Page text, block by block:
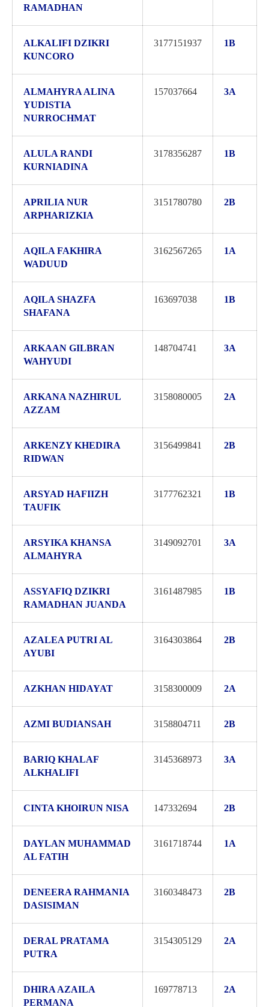
RAMADHAN
ALKALIFI DZIKRI
KUNCORO
3177151937 1B
ALMAHYRA ALINA
YUDISTIA
NURROCHMAT
157037664 3A
ALULA RANDI
KURNIADINA
3178356287 1B
APRILIA NUR
ARPHARIZKIA
3151780780 2B
AQILA FAKHIRA
WADUUD
3162567265 1A
AQILA SHAZFA
SHAFANA
163697038 1B
ARKAAN GILBRAN
WAHYUDI
148704741 3A
ARKANA NAZHIRUL
AZZAM
3158080005 2A
ARKENZY KHEDIRA
RIDWAN
3156499841 2B
ARSYAD HAFIIZH
TAUFIK
3177762321 1B
ARSYIKA KHANSA
ALMAHYRA
3149092701 3A
ASSYAFIQ DZIKRI
RAMADHAN JUANDA
3161487985 1B
AZALEA PUTRI AL
AYUBI
3164303864 2B
AZKHAN HIDAYAT 3158300009 2A
AZMI BUDIANSAH 3158804711 2B
BARIQ KHALAF
ALKHALIFI
3145368973 3A
CINTA KHOIRUN NISA 147332694 2B
DAYLAN MUHAMMAD
AL FATIH
3161718744 1A
DENEERA RAHMANIA
DASISIMAN
3160348473 2B
DERAL PRATAMA
PUTRA
3154305129 2A
DHIRA AZAILA
PERMANA
169778713 2A